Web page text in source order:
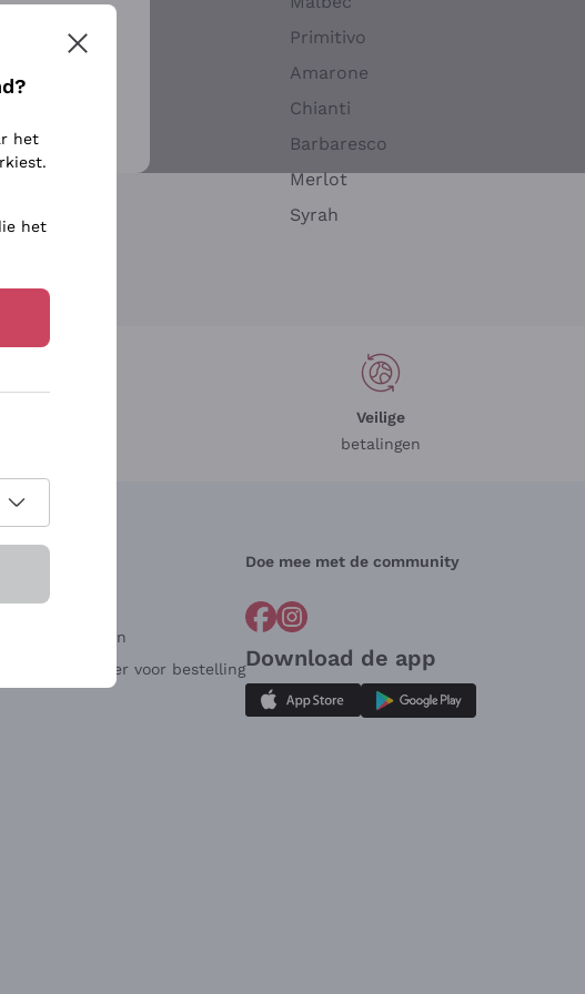
Chardonnay
Sauvignon
Primitivo
Amarone
Chianti
Barbaresco
Merlot
Syrah
Veilige
betalingen
voor bestelling
Doe mee met de community
Download de app
het
het